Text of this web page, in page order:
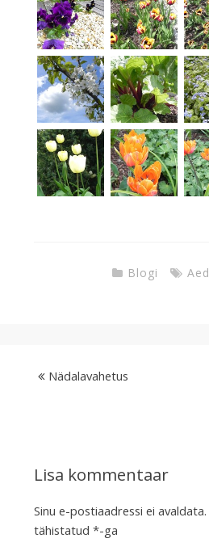
Blogi Aed
Nädalavahetus
Lisa kommentaar
Sinu e-postiaadressi ei avaldata.
tähistatud *-ga